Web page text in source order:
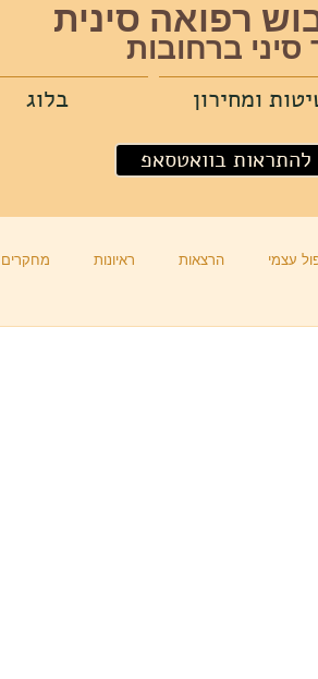
רפואה סינית
סיני ברחובות
ומחירון בלוג
בוואטסאפ
עצמי הרצאות ראיונות מחקרים